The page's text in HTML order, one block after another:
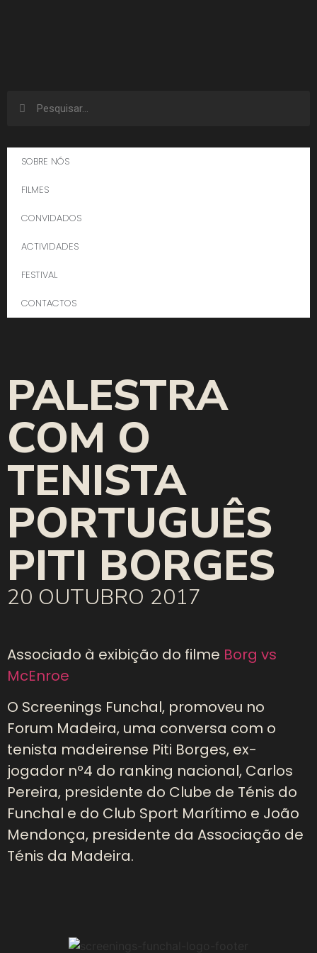
SOBRE NÓS
FILMES
CONVIDADOS
ACTIVIDADES
FESTIVAL
CONTACTOS
PALESTRA
COM O
TENISTA
PORTUGUÊS
PITI BORGES
20 OUTUBRO 2017
Associado à exibição do filme Borg vs
McEnroe
O Screenings Funchal, promoveu no
Forum Madeira, uma conversa com o
tenista madeirense Piti Borges, ex-
jogador nº4 do ranking nacional, Carlos
Pereira, presidente do Clube de Ténis do
Funchal e do Club Sport Marítimo e João
Mendonça, presidente da Associação de
Ténis da Madeira.